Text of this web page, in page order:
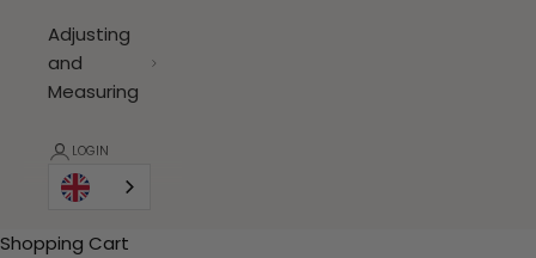
Adjusting
and
Measuring
LOGIN
Shopping Cart